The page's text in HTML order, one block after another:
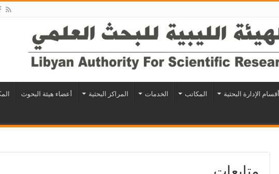
أقسام الإدارة البحثية المكاتب الخدمات المراكز البحثية أعضاء هيئة البحوث